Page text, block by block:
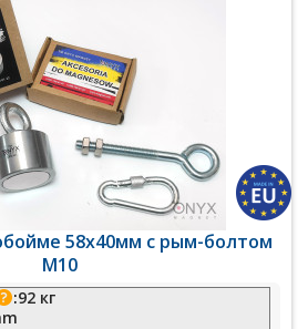
58х40мм с рым-болтом
М10
:92 кг